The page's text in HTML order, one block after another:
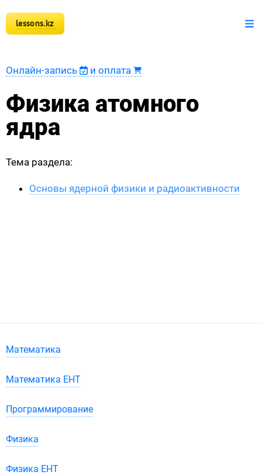
lessons.kz
+7 777 150 51 51
Математика
Оплата
Новости
Наши ученики
Онлайн-запись и оплата
Физика атомного
ядра
Тема раздела:
Основы ядерной физики и радиоактивности
Математика
Математика ЕНТ
Программирование
Физика
Физика ЕНТ